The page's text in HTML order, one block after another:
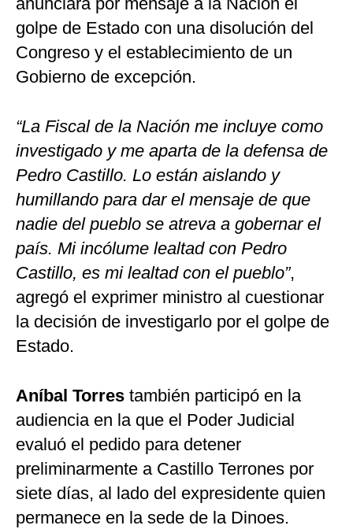
golpe de Estado con una disolución del
Congreso y el establecimiento de un
Gobierno de excepción.
“La Fiscal de la Nación me incluye como
investigado y me aparta de la defensa de
Pedro Castillo. Lo están aislando y
humillando para dar el mensaje de que
nadie del pueblo se atreva a gobernar el
país. Mi incólume lealtad con Pedro
Castillo, es mi lealtad con el pueblo”,
agregó el exprimer ministro al cuestionar
la decisión de investigarlo por el golpe de
Estado.
Aníbal Torres también participó en la
audiencia en la que el Poder Judicial
evaluó el pedido para detener
preliminarmente a Castillo Terrones por
siete días, al lado del expresidente quien
permanece en la sede de la Dinoes.